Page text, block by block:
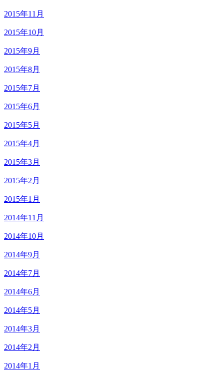
2015年11月
2015年10月
2015年9月
2015年8月
2015年7月
2015年6月
2015年5月
2015年4月
2015年3月
2015年2月
2015年1月
2014年11月
2014年10月
2014年9月
2014年7月
2014年6月
2014年5月
2014年3月
2014年2月
2014年1月